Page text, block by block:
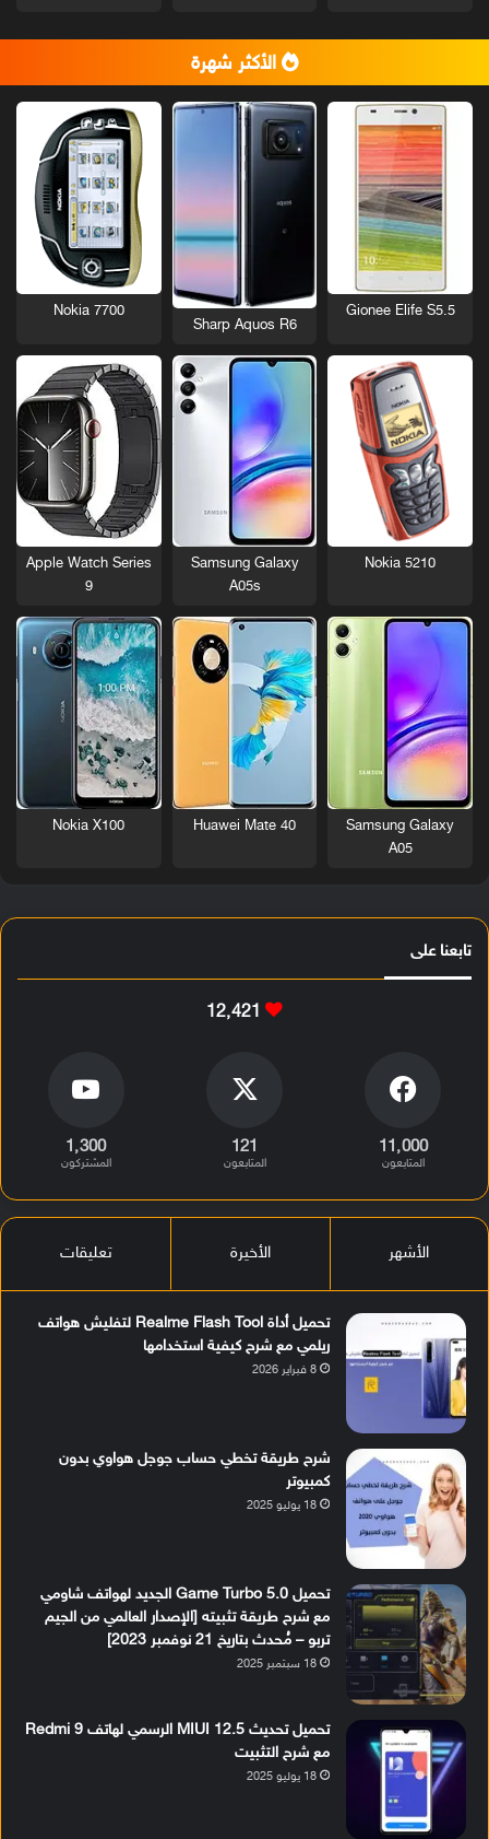
الأكثر شهرة
Gionee Elife S5.5
Sharp Aquos R6
Nokia 7700
Nokia 5210
Samsung Galaxy
A05s
Apple Watch Series
9
Samsung Galaxy
A05
Huawei Mate 40
Nokia X100
تابعنا على
12٬421
11٬000
المتابعون
121
المتابعون
1٬300
المشتركون
الأشهر الأخيرة تعليقات
تحميل أداة Realme Flash Tool لتفليش هواتف
ريلمي مع شرح كيفية استخدامها
8 فبراير 2026
شرح طريقة تخطي حساب جوجل هواوي بدون
كمبيوتر
18 يوليو 2025
تحميل Game Turbo 5.0 الجديد لهواتف شاومي
مع شرح طريقة تثبيته [الإصدار العالمي من الجيم
تربو – مُحدث بتاريخ 21 نوفمبر 2023]
18 سبتمبر 2025
تحميل تحديث MIUI 12.5 الرسمي لهاتف Redmi 9
مع شرح التثبيت
18 يوليو 2025